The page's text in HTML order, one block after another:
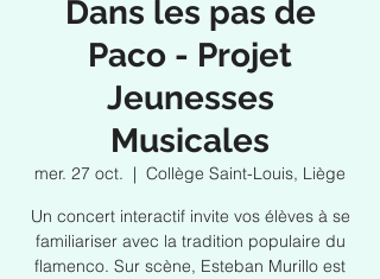
Dans les pas de
Paco - Projet
Jeunesses
Musicales
mer. 27 oct.
  |
Collège Saint-Louis, Liège
Un concert interactif invite vos élèves à se
familiariser avec la tradition populaire du
flamenco. Sur scène, Esteban Murillo est